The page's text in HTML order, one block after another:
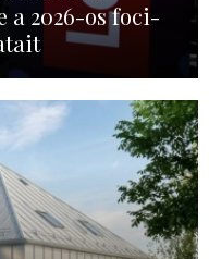
a 2026-os foci-